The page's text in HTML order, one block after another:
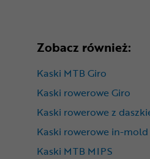
Zobacz również:
Kaski MTB Giro
Kaski rowerowe Giro
Kaski rowerowe z
Kaski rowerowe in-mold
Kaski MTB MIPS